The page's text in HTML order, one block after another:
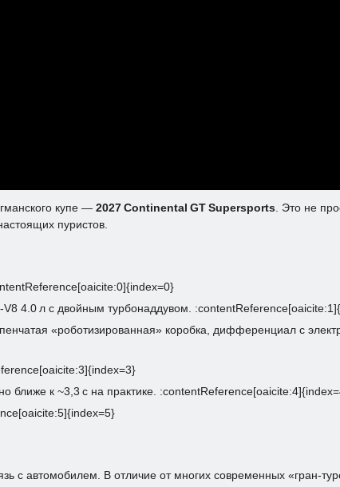
купе — 2027 Continental GT Supersports . Это не
пуристов.
4.0 л с двойным турбонаддувом.
«роботизированная» коробка, дифференциал с
ближе к ~3,3 с на практике.
с автомобилем. В отличие от многих современных